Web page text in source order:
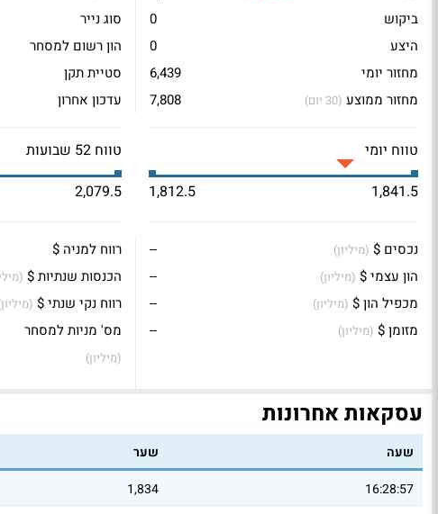
ביקוש
0
היצע
0
מחזור יומי
6,439
מחזור ממוצע (30 יום) 7,808
סוג נייר
הון רשום למסחר
סטיית תקן
עדכון אחרון
טווח יומי
1,841.5
1,812.5
טווח 52 שבועות
2,079.5
נכסים $ (מיליון)
--
הון עצמי $ (מיליון)
--
מכפיל הון $ (מיליון)
--
מזומן $ (מיליון) --
רווח למניה $
הכנסות שנתיות $
רווח נקי שנתי $
מס' מניות למסחר
(מיליון)
עסקאות אחרונות
שעה שער
16:28:57
1,834